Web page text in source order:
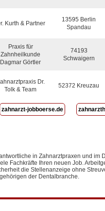
Kurth & Partner
13595 Berlin
Spandau
Praxis für
Zahnheilkunde
Dagmar Görtler
74193
Schwaigern
Dr.
Tolk & Team
52372 Kreuzau
zahnarzt-jobboerse.de
in Zahnarztpraxen und im
Fachkräfte Ihren neuen Job.
die Stellenanzeige ohne
der Dentalbranche.